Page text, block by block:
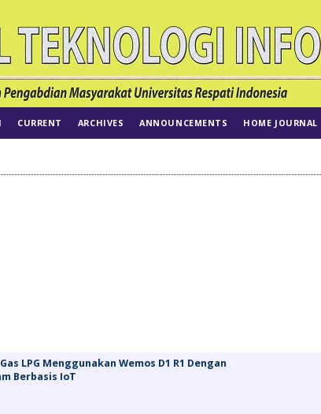
CURRENT ARCHIVES ANNOUNCEMENTS HOME JOURNAL
LPG Menggunakan Wemos D1 R1 Dengan
Berbasis IoT